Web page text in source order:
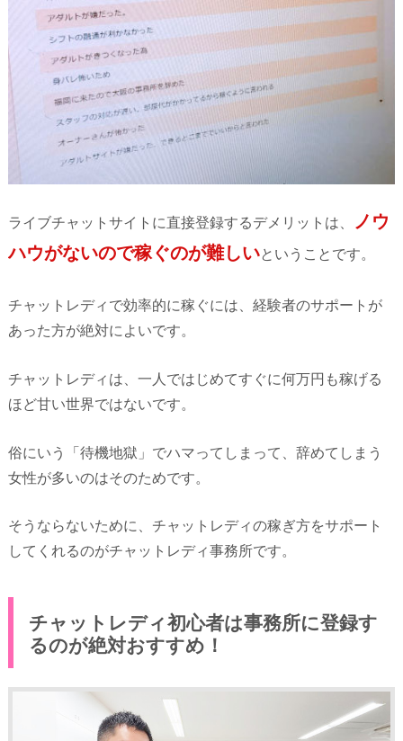
ライブチャットサイトに直接登録するデメリットは、
ノウ
ハウがないので稼ぐのが難しいということです。
チャットレディで効率的に稼ぐには、経験者のサポートが
あった方が絶対によいです。
チャットレディは、一人ではじめてすぐに何万円も稼げる
ほど甘い世界ではないです。
俗にいう「待機地獄」でハマってしまって、辞めてしまう
女性が多いのはそのためです。
そうならないために、チャットレディの稼ぎ方をサポート
してくれるのがチャットレディ事務所です。
チャットレディ初心者は事務所に登録す
るのが絶対おすすめ！